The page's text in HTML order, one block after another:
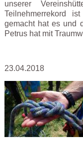
unserer
Teilnehmerrekord
gemacht hat es und
Petrus hat mit
23.04.2018